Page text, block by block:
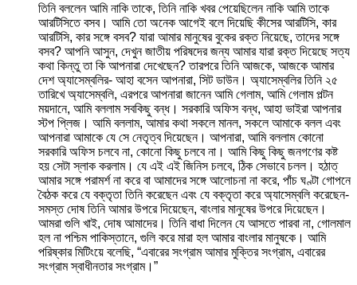
তিনি বললেন আমি নাকি তাকে, তিনি নাকি খবর পেয়েছিলেন নাকি আমি তাকে
আরটিসিতে বসব। আমি তো অনেক আগেই বলে দিয়েছি কীসের আরটিসি, কার
আরটিসি, কার সঙ্গে বসব? যারা আমার মানুষের বুকের রক্ত নিয়েছে, তাদের সঙ্গে
বসব? আপনি আসুন, দেখুন জাতীয় পরিষদের জন্য আমার যারা রক্ত দিয়েছে সত্য
কথা কিন্তু তা কি আপনারা দেখেছেন? তারপরে তিনি আজকে, আজকে আমার
দেশ অ্যাসেম্বলির- আহা বসেন আপনারা, সিট ডাউন। অ্যাসেম্বলির তিনি ২৫
তারিখে অ্যাসেম্বলি, এরপরে আপনারা জানেন আমি গেলাম, আমি গেলাম পল্টন
ময়দানে, আমি বললাম সবকিছু বন্ধ। সরকারি অফিস বন্ধ, আহা ভাইরা আপনার
স্টপ প্লিজ। আমি বললাম, আমার কথা সকলে মানল, সকলে আমাকে বলল এবং
আপনারা আমাকে যে সে নেতৃত্ব দিয়েছেন। আপনারা, আমি বললাম কোনো
সরকারি অফিস চলবে না, কোনো কিছু চলবে না। আমি কিছু কিছু জনগণের কষ্ট
হয় সেটা স্লাক করলাম। যে এই এই জিনিস চলবে, ঠিক সেভাবে চলল। হঠাত্
আমার সঙ্গে পরামর্শ না করে বা আমাদের সঙ্গে আলোচনা না করে, পাঁচ ঘণ্টা গোপনে
বৈঠক করে যে বক্তৃতা তিনি করেছেন এবং যে বক্তৃতা করে অ্যাসেম্বলি করেছেন-
সমস্ত দোষ তিনি আমার উপরে দিয়েছেন, বাংলার মানুষের উপরে দিয়েছেন।
আমরা গুলি খাই, দোষ আমাদের। তিনি বাধা দিলেন যে আসতে পারবা না, গোলমাল
হল না পশ্চিম পাকিস্তানে, গুলি করে মারা হল আমার বাংলার মানুষকে। আমি
পরিষ্কার মিটিংয়ে বলেছি, “এবারের সংগ্রাম আমার মুক্তির সংগ্রাম, এবারের
সংগ্রাম স্বাধীনতার সংগ্রাম।”